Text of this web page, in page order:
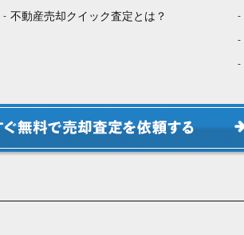
不動産売却クイック査定とは？